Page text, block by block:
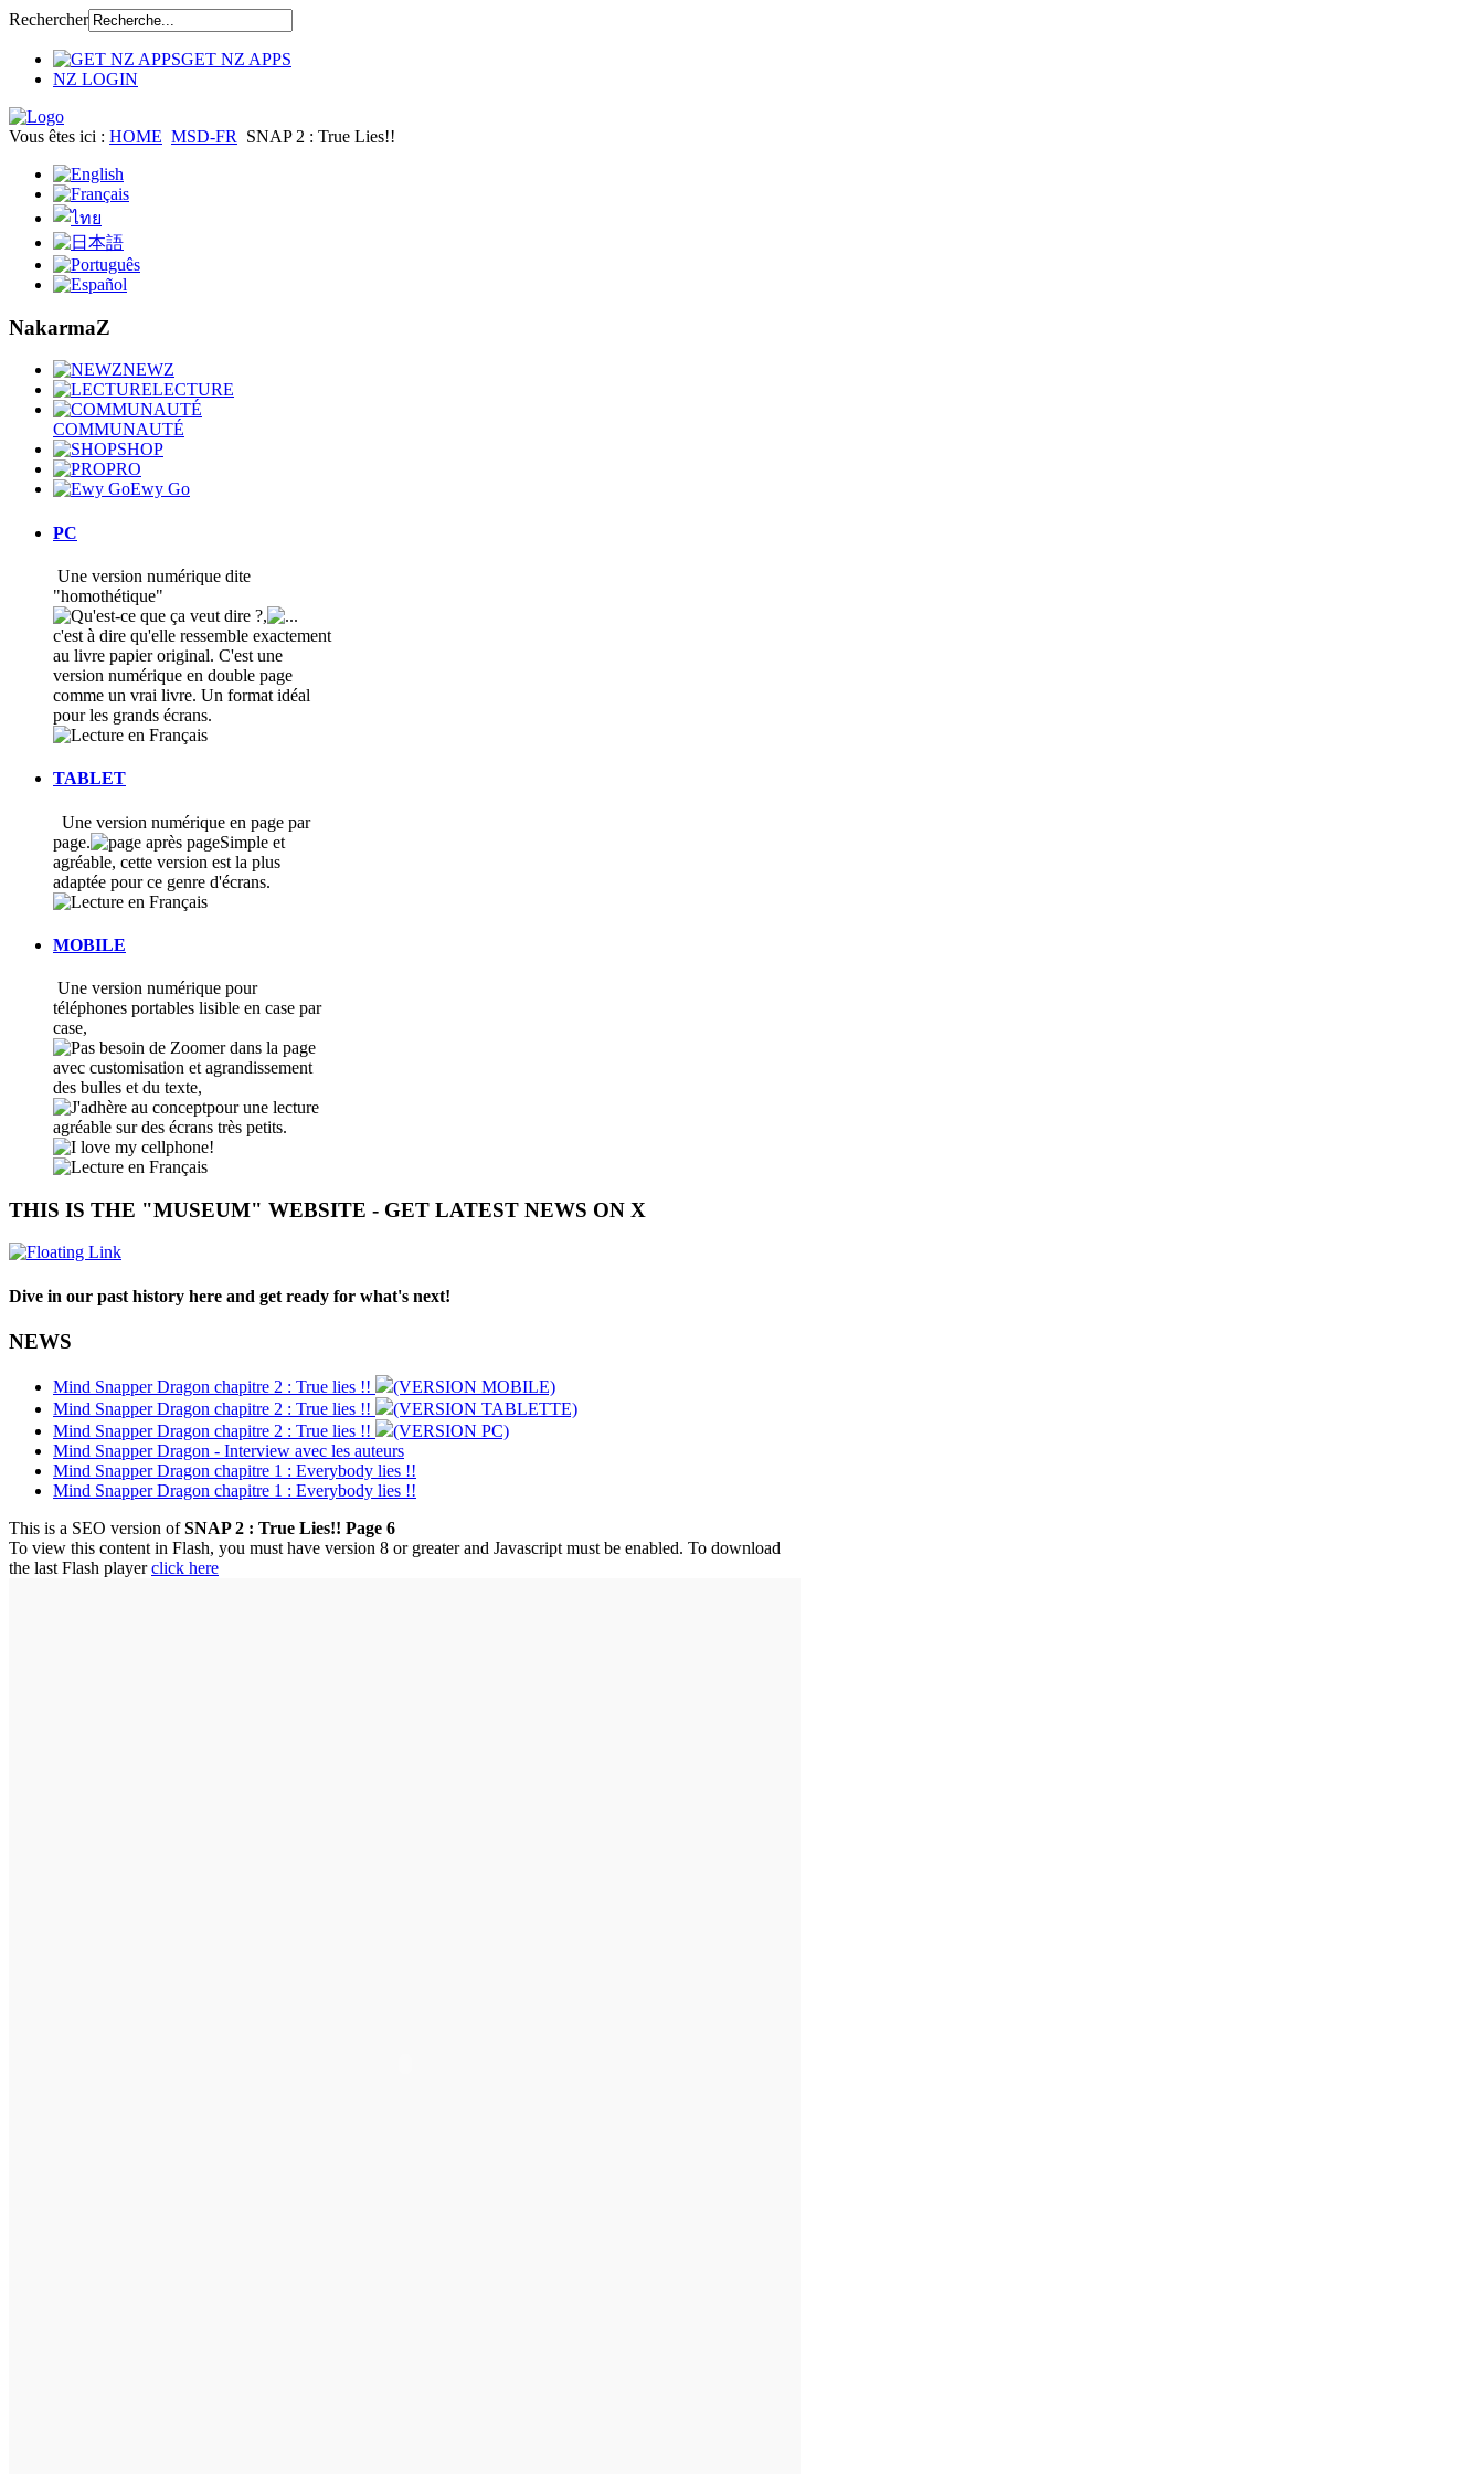
Rechercher
GET NZ APPS
NZ LOGIN
Vous êtes ici : HOME MSD-FR SNAP 2 : True Lies!!
NakarmaZ
NEWZ
LECTURE
COMMUNAUTÉ
SHOP
PRO
Ewy Go
PC
Une version numérique dite
"homothétique"
,
c'est à dire qu'elle ressemble exactement
au livre papier original. C'est une
version numérique en double page
comme un vrai livre. Un format idéal
pour les grands écrans.
TABLET
Une version numérique en page par
page.
Simple et
agréable, cette version est la plus
adaptée pour ce genre d'écrans.
MOBILE
Une version numérique pour
téléphones portables lisible en case par
case,
avec customisation et agrandissement
des bulles et du texte,
pour une lecture
agréable sur des écrans très petits.
THIS IS THE "MUSEUM" WEBSITE - GET LATEST NEWS ON X
Dive in our past history here and get ready for what's next!
NEWS
Mind Snapper Dragon chapitre 2 : True lies !!
(VERSION MOBILE)
Mind Snapper Dragon chapitre 2 : True lies !!
(VERSION TABLETTE)
Mind Snapper Dragon chapitre 2 : True lies !!
(VERSION PC)
Mind Snapper Dragon - Interview avec les auteurs
Mind Snapper Dragon chapitre 1 : Everybody lies !!
Mind Snapper Dragon chapitre 1 : Everybody lies !!
This is a SEO version ofSNAP 2 : True Lies!! Page 6
To view this content in Flash, you must have version 8 or greater and Javascript must be enabled. To download
the last Flash playerclick here